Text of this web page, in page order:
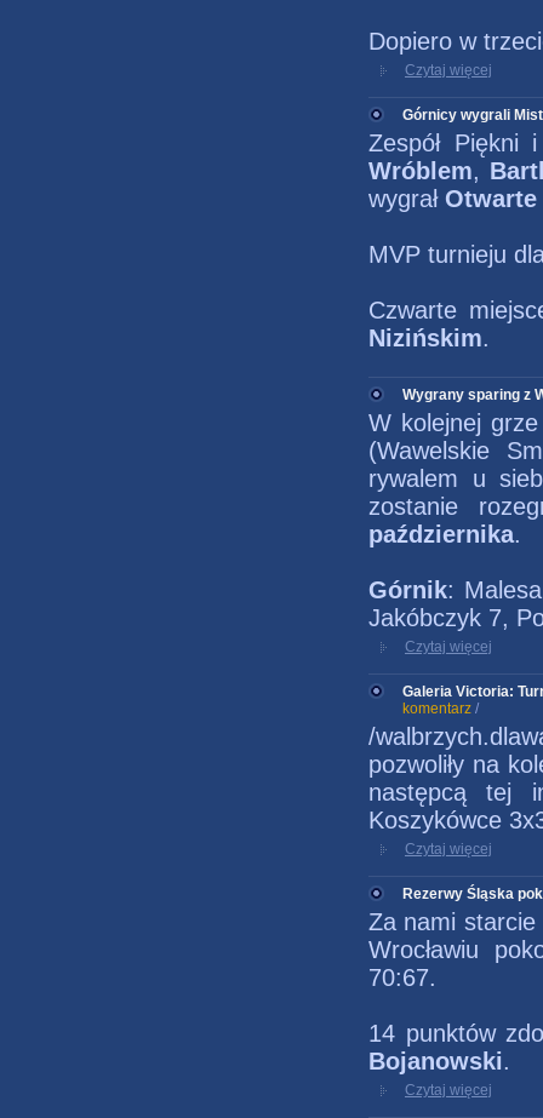
Dopiero w
Czytaj więcej
Górnicy wygrali
Zespół Piękni
Wróblem,
wygrał Otwarte
MVP turnieju
Czwarte
Nizińskim.
Wygrany sparing z
W kolejnej
(Wawelskie
rywalem u
zostanie
października.
Górnik:
Jakóbczyk 7,
Czytaj więcej
Galeria Victoria:
komentarz /
/
pozwoliły na
następcą tej
Koszykówce
Czytaj więcej
Rezerwy Śląska
Za nami starcie
Wrocławiu
70:67.
14 punktów
Bojanowski.
Czytaj więcej